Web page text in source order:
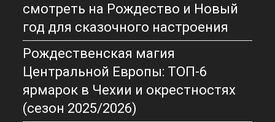
смотреть на Рождество и Новый
год для сказочного настроения
Рождественская магия
Центральной Европы: ТОП-6
ярмарок в Чехии и окрестностях
(сезон 2025/2026)